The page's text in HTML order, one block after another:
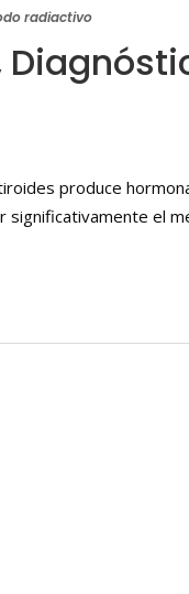
radiactivo
produce
significativamente el